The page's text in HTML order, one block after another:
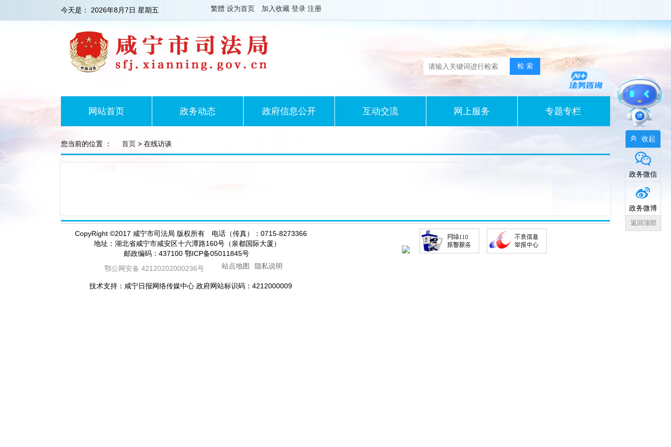
今天是： 2026年8月7日 星期五 繁體 设为首页 加入收藏 登录 注册
网站首页 政务动态 政府信息公开 互动交流 网上服务 专题专栏
您当前的位置 ： 首页 > 在线访谈
CopyRight ©2017 咸宁市司法局 版权所有 电话（传真）：0715-8273366
地址：湖北省咸宁市咸安区十六潭路160号（泉都国际大厦）
邮政编码：437100 鄂ICP备05011845号
鄂公网安备 42120202000236号
站点地图 隐私说明
技术支持：咸宁日报网络传媒中心 政府网站标识码：4212000009
收起
政务微信
政务微博
返回顶部